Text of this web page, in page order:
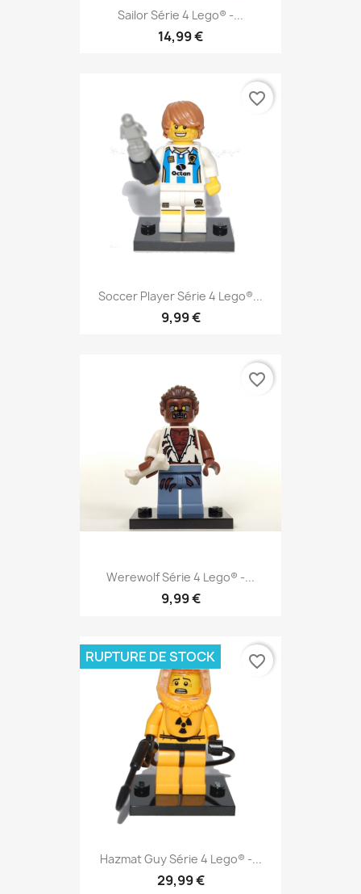
Sailor Série 4 Lego® -...
14,99 €
Soccer Player Série 4 Lego®...
9,99 €
favorite_border
Werewolf Série 4 Lego® -...
9,99 €
favorite_border
Hazmat Guy Série 4 Lego® -...
29,99 €
RUPTURE DE STOCK favorite_border